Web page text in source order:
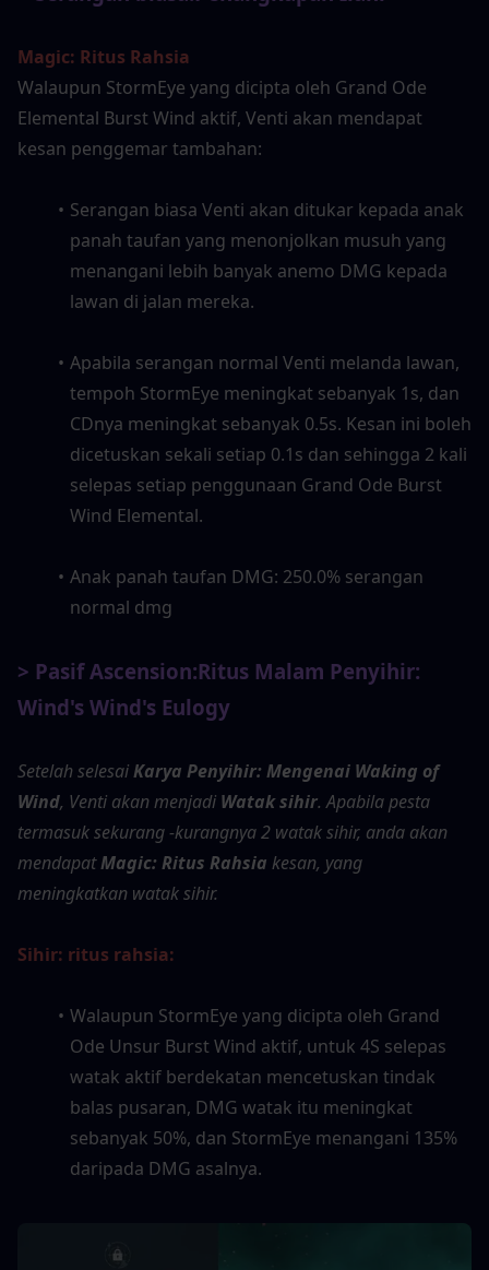
Magic: Ritus Rahsia
Walaupun StormEye yang dicipta oleh Grand Ode
Elemental Burst Wind aktif, Venti akan mendapat
kesan penggemar tambahan:
Serangan biasa Venti akan ditukar kepada anak
panah taufan yang menonjolkan musuh yang
menangani lebih banyak anemo DMG kepada
lawan di jalan mereka.
Apabila serangan normal Venti melanda lawan,
tempoh StormEye meningkat sebanyak 1s, dan
CDnya meningkat sebanyak 0.5s. Kesan ini boleh
dicetuskan sekali setiap 0.1s dan sehingga 2 kali
selepas setiap penggunaan Grand Ode Burst
Wind Elemental.
Anak panah taufan DMG: 250.0% serangan
normal dmg
> Pasif Ascension:Ritus Malam Penyihir:
Wind's Wind's Eulogy
Setelah selesai Karya Penyihir: Mengenai Waking of
Wind, Venti akan menjadi Watak sihir. Apabila pesta
termasuk sekurang -kurangnya 2 watak sihir, anda akan
mendapat Magic: Ritus Rahsia kesan, yang
meningkatkan watak sihir.
Sihir: ritus rahsia:
Walaupun StormEye yang dicipta oleh Grand
Ode Unsur Burst Wind aktif, untuk 4S selepas
watak aktif berdekatan mencetuskan tindak
balas pusaran, DMG watak itu meningkat
sebanyak 50%, dan StormEye menangani 135%
daripada DMG asalnya.